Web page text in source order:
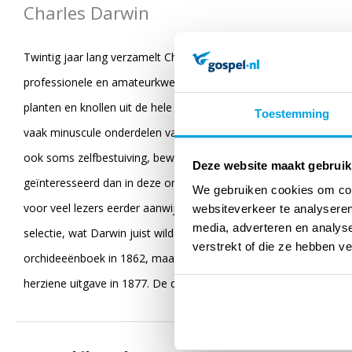
Toestemming
Deze website maakt
We gebruiken cookies om
websiteverkeer te
media, adverteren en
verstrekt of die ze hebben
Charles Darwin
Twintig jaar lang verzamelt Charles Darwin, zomer na zomer,
professionele en amateurkwekers van orchideeën lastig met
planten en knollen uit de hele wereld opgestuurd. In zijn eigen
vaak minuscule onderdelen van de orchideeënbloem te
ook soms zelfbestuiving, bewerkstelligd wordt doen hem
geïnteresseerd dan in deze orchideeën’, schrijft hij aan zijn
voor veel lezers eerder aanwijzingen zijn voor goddelijk
selectie, wat Darwin juist wilde aantonen. De waarnemingen
orchideeënboek in 1862, maar daarna blijft hij jaar na jaar
herziene uitgave in 1877. De derde editie, hier vertaald, werd